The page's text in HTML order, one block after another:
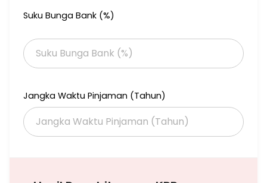
- Bebas Banjir.
- Dekat Tempat Ibadah.
- Dekat Tempat Wisata.
- Dekat Universitas.
- Dekat Taman Kota.
- Dekat Sekolah Internasional.
- Dekat Pusat Perbelanjaan.
- Dekat Akses Bandara.
Suku Bunga Bank (%)
Jangka Waktu Pinjaman (Tahun)